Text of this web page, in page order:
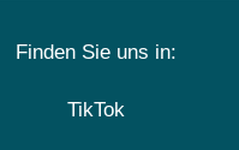
Finden Sie uns in:
TikTok